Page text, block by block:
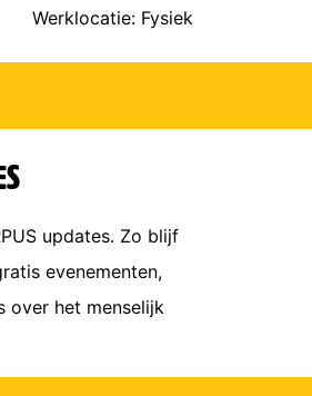
Werklocatie: Fysiek
updates. Zo blijf
evenementen,
over het menselijk